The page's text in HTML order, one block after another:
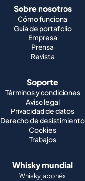
Sobre nosotros
Cómo funciona
Guía de portafolio
Empresa
Prensa
Revista
Soporte
Términos y condiciones
Aviso legal
Privacidad de datos
Derecho de desistimiento
Cookies
Trabajos
Whisky mundial
Whisky japonés